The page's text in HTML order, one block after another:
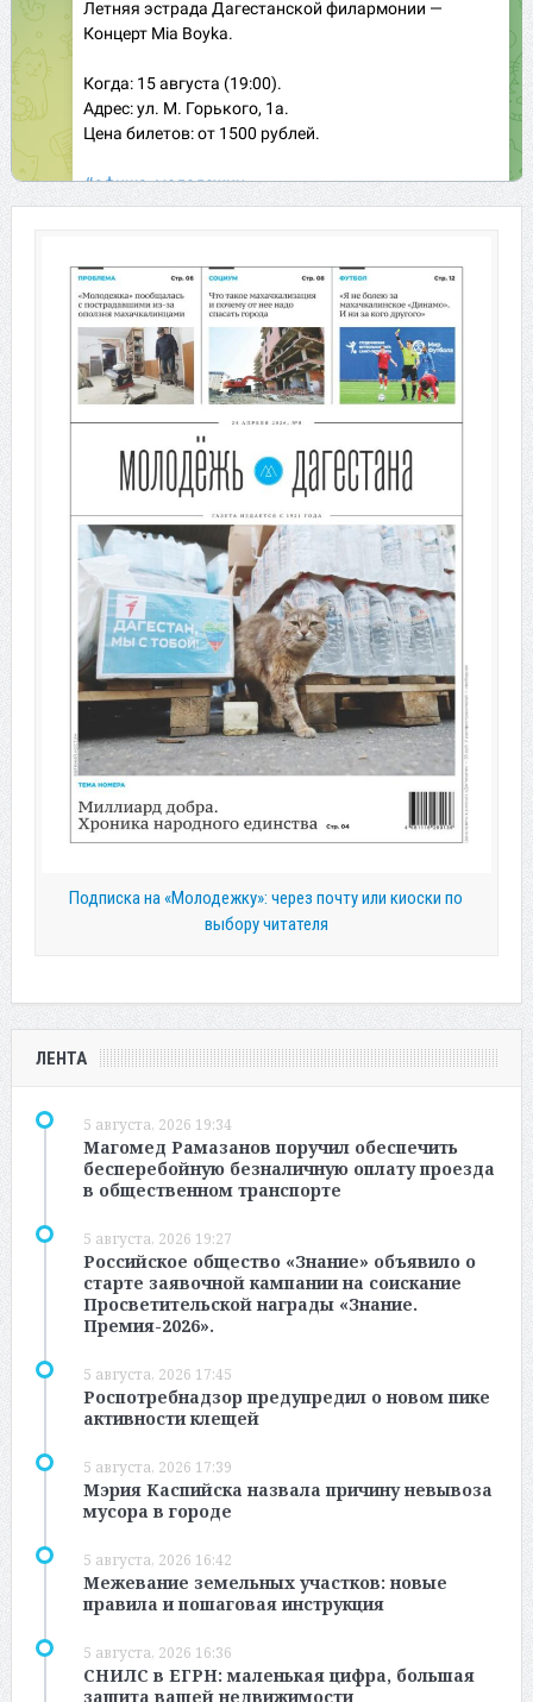
Подписка на «Молодежку»: через почту или киоски по
выбору читателя
ЛЕНТА
5 августа, 2026 19:34
Магомед Рамазанов поручил обеспечить
бесперебойную безналичную оплату проезда
в общественном транспорте
5 августа, 2026 19:27
Российское общество «Знание» объявило о
старте заявочной кампании на соискание
Просветительской награды «Знание.
Премия-2026».
5 августа, 2026 17:45
Роспотребнадзор предупредил о новом пике
активности клещей
5 августа, 2026 17:39
Мэрия Каспийска назвала причину невывоза
мусора в городе
5 августа, 2026 16:42
Межевание земельных участков: новые
правила и пошаговая инструкция
5 августа, 2026 16:36
СНИЛС в ЕГРН: маленькая цифра, большая
защита вашей недвижимости